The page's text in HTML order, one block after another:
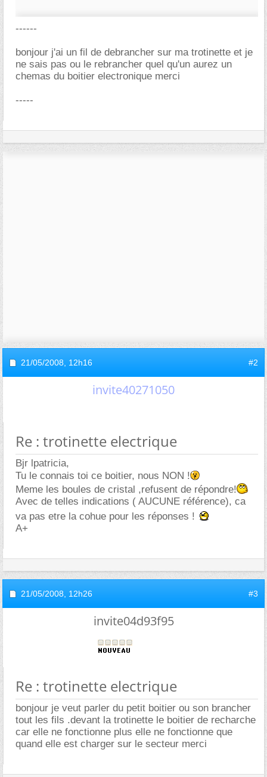
------
bonjour j'ai un fil de debrancher sur ma trotinette et je
ne sais pas ou le rebrancher quel qu'un aurez un
chemas du boitier electronique merci
-----
21/05/2008, 12h16 #2
invite40271050
Re : trotinette electrique
Bjr lpatricia,
Tu le connais toi ce boitier, nous NON !
Meme les boules de cristal ,refusent de répondre!
Avec de telles indications ( AUCUNE référence), ca
va pas etre la cohue pour les réponses !
A+
21/05/2008, 12h26 #3
invite04d93f95
Re : trotinette electrique
bonjour je veut parler du petit boitier ou son brancher
tout les fils .devant la trotinette le boitier de recharche
car elle ne fonctionne plus elle ne fonctionne que
quand elle est charger sur le secteur merci